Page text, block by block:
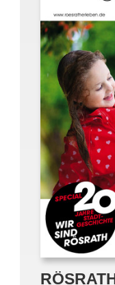
RÖSRATH